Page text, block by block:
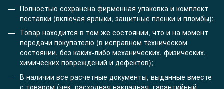
Полностью сохранена фирменная упаковка и комплект
поставки (включая ярлыки, защитные пленки и пломбы);
Товар находится в том же состоянии, что и на момент
передачи покупателю (в исправном техническом
состоянии, без каких-либо механических, физических,
химических повреждений и дефектов);
В наличии все расчетные документы, выданные вместе
с товаром (чек, расходная накладная, гарантийный